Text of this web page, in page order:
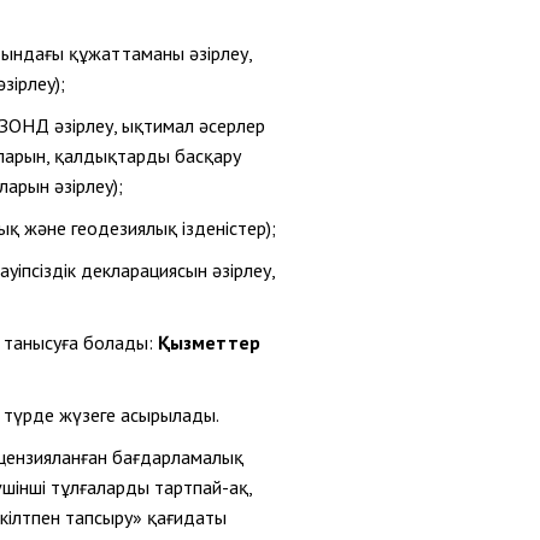
құжаттаманы әзірлеу,
әзірлеу, ықтимал әсерлер
қалдықтарды басқару
әзірлеу);
және геодезиялық ізденістер);
декларациясын әзірлеу,
танысуға болады: Қызметтер
жүзеге асырылады.
бағдарламалық
тұлғаларды тартпай-ақ,
тапсыру» қағидаты